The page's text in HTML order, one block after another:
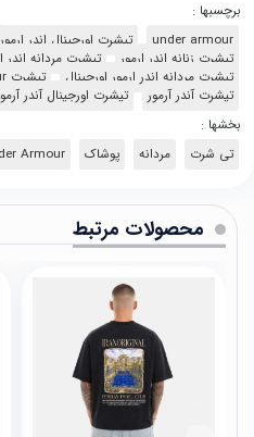
برچسبها :
under armour
تیشرت اورجینال اندر ارمور
تیشرت زنانه اندر ارمور
تیشرت مردانه اندر
تیشرت مردانه اندر ارمور اورجینال
تیشرت under armour
تیشرت آندر آرمور
تیشرت اورجینال آندر
بخشها :
تی شرت
مردانه پوشاک Armour
محصولات مرتبط